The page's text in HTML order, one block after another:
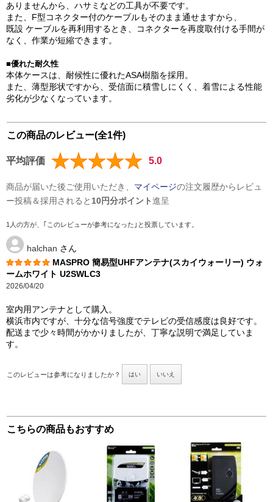
ありませんから、ハサミなどの工具が不要です。
また、F型コネクター付のケーブルもそのまま通せますから、
既設 ケーブルを再利用するとき、コネクターを再度取付ける手間が
なく、作業が短縮できます。
■優れた耐久性
本体ケースは、耐候性に優れたASA樹脂を採用。
また、薄型形状ですから、受信面に積雪しにくく、着雪による性能
劣化が少なくなっています。
この商品のレビュー(全1件)
平均評価 5.0
商品が届いた後ご使用いただき、 マイページの注文履歴からレビュ
ー投稿＆採用されると 10円分ポイント進呈
1人の方が、｢このレビューが参考になった｣と投票しています。
halchan さん
MASPRO 簡易型UHFアンテナ(スカイウォーリー) ウォ
ームホワイト U2SWLC3
2026/04/20
室内用アンテナとして購入。
横浜市内ですが、十分な信号強度でテレビの受信感度は良好です。
配送まで少々時間がかかりましたが、丁寧な説明で満足していま
す。
このレビューは参考になりましたか？ はい いいえ
こちらの商品もおすすめ